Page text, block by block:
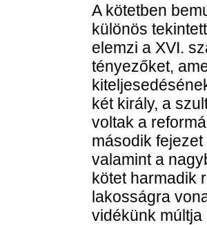
A kötetben
különös
elemzi a XVI.
tényezőket,
két király, a
voltak a
második
valamint a
kötet harmadik
lakosságra
vidékünk